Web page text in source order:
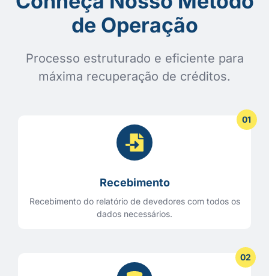
de Operação
Processo estruturado e eficiente para
máxima recuperação de créditos.
01
Recebimento
Recebimento do relatório de devedores com todos os
dados necessários.
02